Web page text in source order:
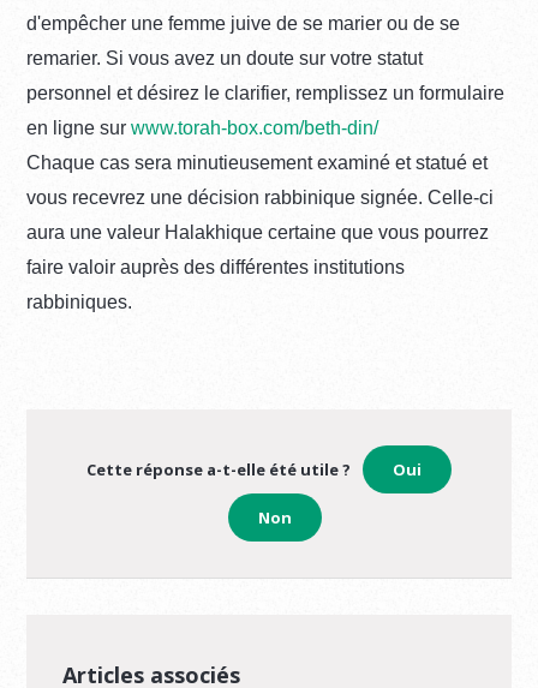
d'empêcher une femme juive de se marier ou de se
remarier. Si vous avez un doute sur votre statut
personnel et désirez le clarifier, remplissez un formulaire
en ligne surwww.torah-box.com/beth-din/
Chaque cas sera minutieusement examiné et statué et
vous recevrez une décision rabbinique signée. Celle-ci
aura une valeur Halakhique certaine que vous pourrez
faire valoir auprès des différentes institutions
rabbiniques.
Cette réponse a-t-elle été utile ? Oui
Non
Articles associés